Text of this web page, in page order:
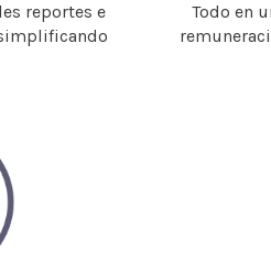
reportes e
Todo en